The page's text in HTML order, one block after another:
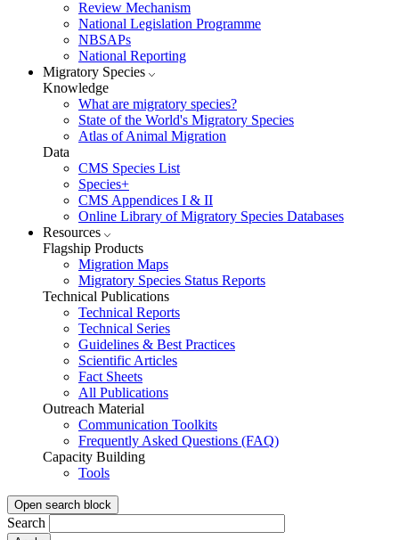
Review Mechanism
National Legislation Programme
NBSAPs
National Reporting
Migratory Species
Knowledge
What are migratory species?
State of the World's Migratory Species
Atlas of Animal Migration
Data
CMS Species List
Species+
CMS Appendices I & II
Online Library of Migratory Species Databases
Resources
Flagship Products
Migration Maps
Migratory Species Status Reports
Technical Publications
Technical Reports
Technical Series
Guidelines & Best Practices
Scientific Articles
Fact Sheets
All Publications
Outreach Material
Communication Toolkits
Frequently Asked Questions (FAQ)
Capacity Building
Tools
Open search block
Search